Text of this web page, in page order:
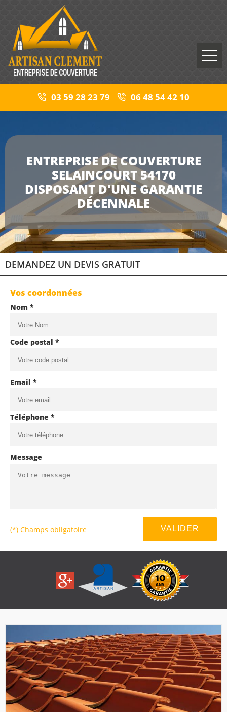
03 59 28 23 79 06 48 54 42 10
ENTREPRISE DE COUVERTURE
SELAINCOURT 54170
DISPOSANT D'UNE GARANTIE
DÉCENNALE
DEMANDEZ UN DEVIS GRATUIT
Vos coordonnées
Nom *
Code postal *
Email *
Téléphone *
Message
(*) Champs obligatoire